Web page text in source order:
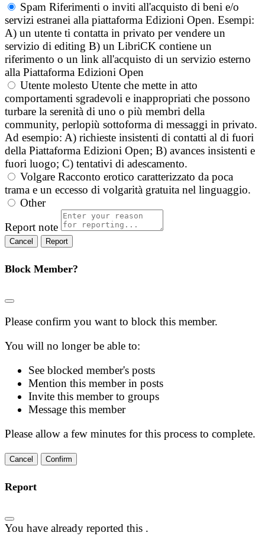
Spam Riferimenti o inviti all'acquisto di beni e/o
servizi estranei alla piattaforma Edizioni Open. Esempi:
A) un utente ti contatta in privato per vendere un
servizio di editing B) un LibriCK contiene un
riferimento o un link all'acquisto di un servizio esterno
alla Piattaforma Edizioni Open
Utente molesto Utente che mette in atto
comportamenti sgradevoli e inappropriati che possono
turbare la serenità di uno o più membri della
community, perlopiù sottoforma di messaggi in privato.
Ad esempio: A) richieste insistenti di contatti al di fuori
della Piattaforma Edizioni Open; B) avances insistenti e
fuori luogo; C) tentativi di adescamento.
Volgare Racconto erotico caratterizzato da poca
trama e un eccesso di volgarità gratuita nel linguaggio.
Other
Report note
Report
Block Member?
Please confirm you want to block this member.
You will no longer be able to:
See blocked member's posts
Mention this member in posts
Invite this member to groups
Message this member
Please allow a few minutes for this process to complete.
Confirm
Report
You have already reported this .